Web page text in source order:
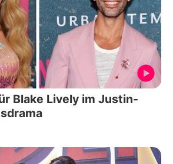
Blake Lively im Justin-